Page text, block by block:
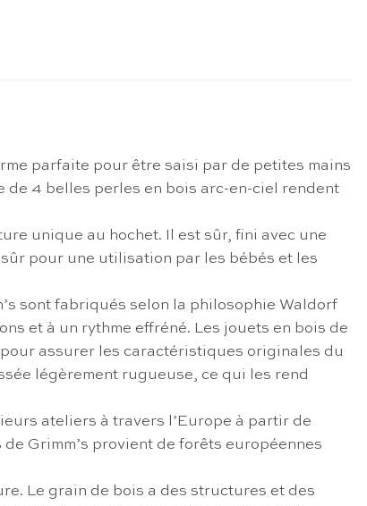
parfaite pour être saisi par de petites mains
de 4 belles perles en bois arc-en-ciel rendent
unique au hochet. Il est sûr, fini avec une
pour une utilisation par les bébés et les
sont fabriqués selon la philosophie Waldorf
et à un rythme effréné. Les jouets en bois de
pour assurer les caractéristiques originales du
légèrement rugueuse, ce qui les rend
ateliers à travers l’Europe à partir de
Grimm’s provient de forêts européennes
Le grain de bois a des structures et des